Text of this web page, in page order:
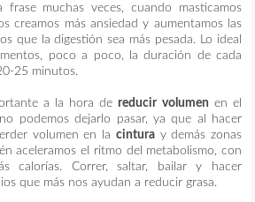
frase muchas veces, cuando masticamos
creamos más ansiedad y aumentamos las
que la digestión sea más pesada. Lo ideal
poco a poco, la duración de cada
25 minutos.
a la hora dereducir volumen en el
podemos dejarlo pasar, ya que al hacer
volumen en la cinturay demás zonas
aceleramos el ritmo del metabolismo, con
calorías. Correr, saltar, bailar y hacer
que más nos ayudan a reducir grasa.